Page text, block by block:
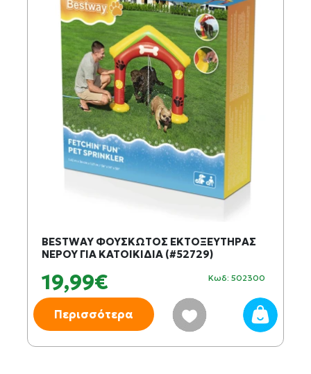
BESTWAY ΦΟΥΣΚΩΤΟΣ ΕΚΤΟΞΕΥΤΗΡΑΣ
ΝΕΡΟΥ ΓΙΑ ΚΑΤΟΙΚΙΔΙΑ (#52729)
19,99€ Κωδ: 502300
Περισσότερα